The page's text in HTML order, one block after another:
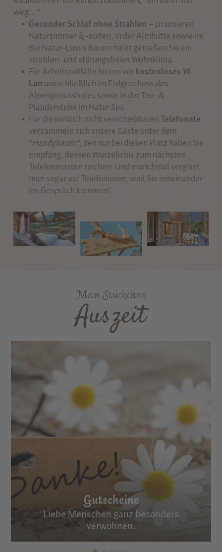
weg…”
Gesunder Schlaf ohne Strahlen – In unseren
Naturzimmer & -suiten, in der Almhütte sowie im
Bio Natur-Luxus Baumchalet genießen Sie ein
strahlen- und störungsfreies Wohnklima
Für Arbeitsnotfälle bieten wirkostenloses W-
Lan ausschließlich im Erdgeschoss des
Alpengenusshofes sowie in der Tee- &
Plauderstube im Natur Spa
Für die wirklich nicht verschiebbarenTelefonate
versammeln sich unsere Gäste unter dem
“Handybaum”, den nur bei diesen Platz haben Sie
Empfang, dessen Wurzeln bis zum nächsten
Telefonmasten reichen. Und manchmal vergisst
man sogar auf Telefonieren, weil Sie miteinander
ins Gespräch kommen!
Mein Stückchen
Auszeit
Gutscheine
Liebe Menschen ganz besonders
verwöhnen.